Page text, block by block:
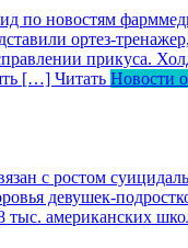
по новостям
ортез-
прикуса.
[…] Читать Новости
с ростом
девушек-
тыс. американских